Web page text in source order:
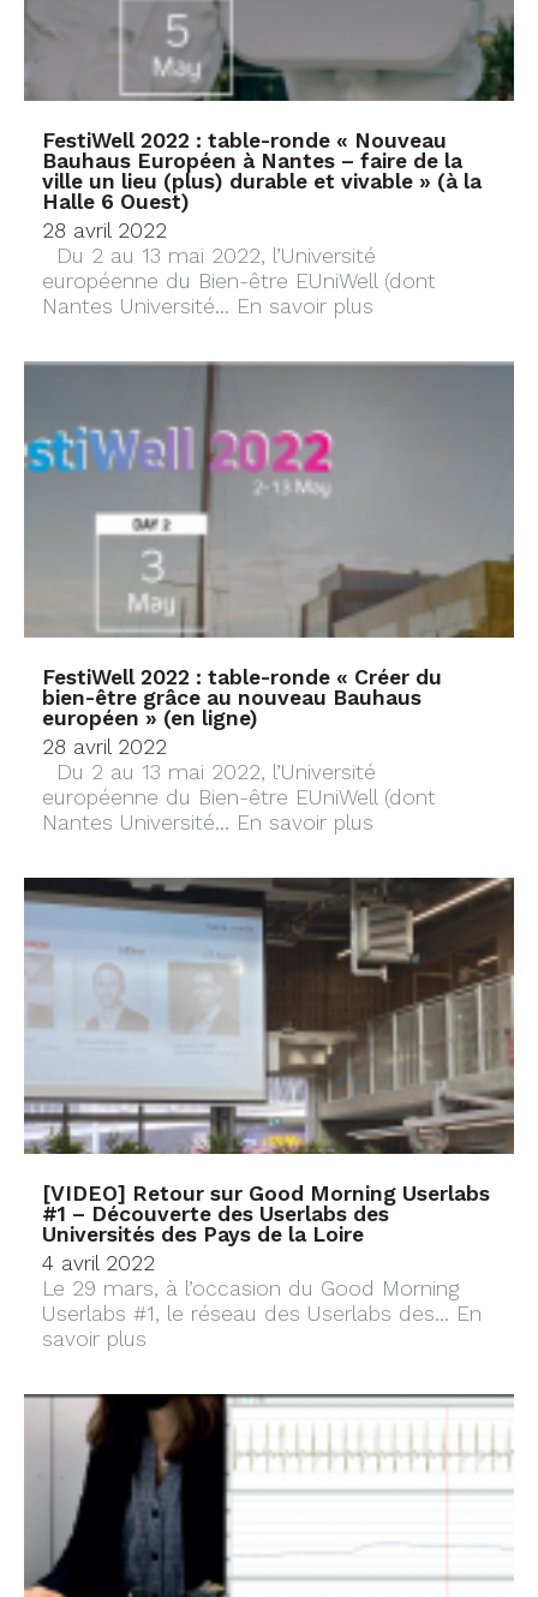
FestiWell 2022 : table-ronde « Nouveau
Bauhaus Européen à Nantes – faire de la
ville un lieu (plus) durable et vivable » (à la
Halle 6 Ouest)
28 avril 2022
Du 2 au 13 mai 2022, l’Université
européenne du Bien-être EUniWell (dont
Nantes Université... En savoir plus
FestiWell 2022 : table-ronde « Créer du
bien-être grâce au nouveau Bauhaus
européen » (en ligne)
28 avril 2022
Du 2 au 13 mai 2022, l’Université
européenne du Bien-être EUniWell (dont
Nantes Université... En savoir plus
[VIDEO] Retour sur Good Morning Userlabs
#1 – Découverte des Userlabs des
Universités des Pays de la Loire
4 avril 2022
Le 29 mars, à l’occasion du Good Morning
Userlabs #1, le réseau des Userlabs des... En
savoir plus